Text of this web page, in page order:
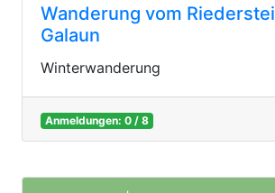
Wanderung vom
Galaun
Winterwanderung
Anmeldungen: 0 / 8